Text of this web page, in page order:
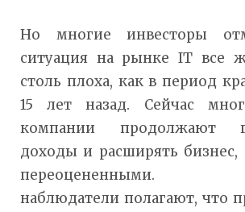
Но многие инвесторы
ситуация на рынке IT все
столь плоха, как в период
15 лет назад. Сейчас
компании продолжают
доходы и расширять
переоцененными.
наблюдатели полагают, что